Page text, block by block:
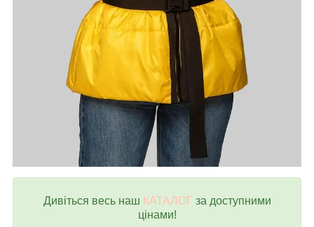
Дивіться весь наш КАТАЛОГ за доступними
цінами!